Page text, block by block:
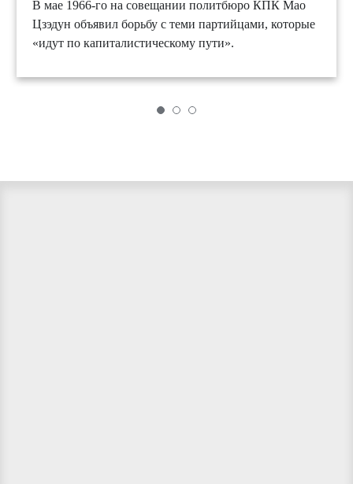
В мае 1966-го на совещании политбюро КПК Мао
Цзэдун объявил борьбу с теми партийцами, которые
«идут по капиталистическому пути».